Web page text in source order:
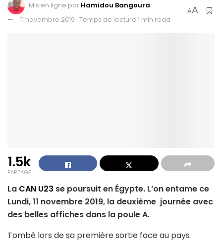
Mis en ligne par Hamidou Bangoura
11 novembre 2019 Temps de lecture:1 min read
AA
1.5k
PARTAGE
La CAN U23 se poursuit en Égypte. L’on entame ce
Lundi, 11 novembre 2019, la deuxième journée avec
des belles affiches dans la poule A.
Tombé lors de sa première sortie face au pays